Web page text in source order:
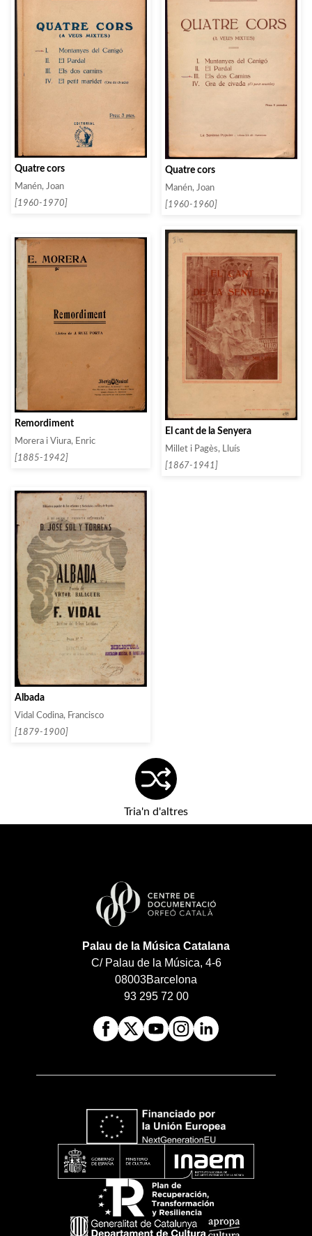
Quatre cors
Manén, Joan
[1960-1970]
Quatre cors
Manén, Joan
[1960-1960]
Remordiment
Morera i Viura, Enric
[1885-1942]
El cant de la Senyera
Millet i Pagès, Lluís
[1867-1941]
Albada
Vidal Codina, Francisco
[1879-1900]
Tria'n d'altres
Palau de la Música Catalana
C/ Palau de la Música, 4-6
08003Barcelona
93 295 72 00